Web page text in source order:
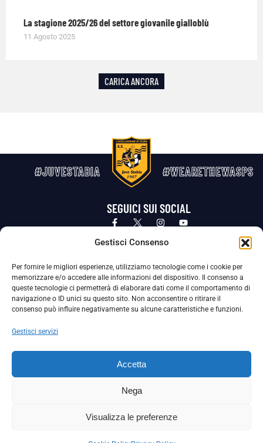
Gestisci Consenso
Per fornire le migliori esperienze, utilizziamo tecnologie come i cookie per
memorizzare e/o accedere alle informazioni del dispositivo. Il consenso a
queste tecnologie ci permetterà di elaborare dati come il comportamento di
navigazione o ID unici su questo sito. Non acconsentire o ritirare il
consenso può influire negativamente su alcune caratteristiche e funzioni.
Gestisci servizi
Accetta
Nega
Visualizza le preferenze
La stagione 2025/26 del settore giovanile gialloblù
11 Agosto 2025
CARICA ANCORA
#JUVESTABIA #WEARETHEWASPS
SEGUICI SUI SOCIAL
Privacy Policy Cookie Policy
La Società ha nominato il Responsabile della Protezione dei Dati Personali (DPO), figura specializzata che vigila sulle modalità
adottate dalla nostra Società per tutelare i Suoi dati personali.
Per contattare il DPO può scrivere a
La Società ha inoltre adottato un proprio Codice Etico, consultabile al seguente link:
Scarica il Codice Etico